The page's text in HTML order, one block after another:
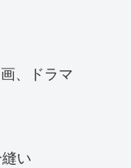
、ドラマ
い